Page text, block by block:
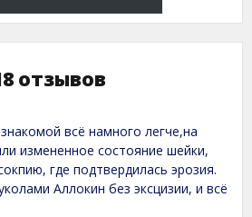
отзывов
всё намного легче,на
измененное состояние шейки,
где подтвердилась эрозия.
Аллокин без эксцизии, и всё